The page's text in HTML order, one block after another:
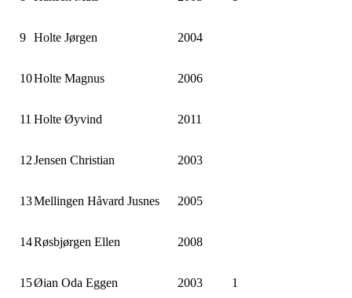
9 Holte Jørgen 2004
10Holte Magnus 2006
11 Holte Øyvind 2011
12Jensen Christian 2003
13Mellingen Håvard Jusnes 2005
14Røsbjørgen Ellen 2008
15Øian Oda Eggen 2003 1